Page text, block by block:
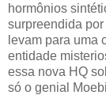
hormônios
surpreendida
levam para uma
entidade
essa nova HQ
só o genial